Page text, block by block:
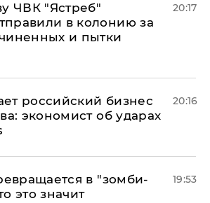
ЧВК "Ястреб"
в колонию за
и пытки
20:17
российский бизнес
экономист об ударах
20:16
в "зомби-
это значит
19:53